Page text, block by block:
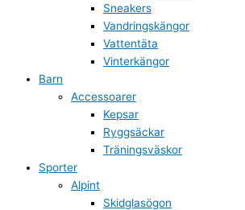
Sneakers
Vandringskängor
Vattentäta
Vinterkängor
Barn
Accessoarer
Kepsar
Ryggsäckar
Träningsväskor
Sporter
Alpint
Skidglasögon